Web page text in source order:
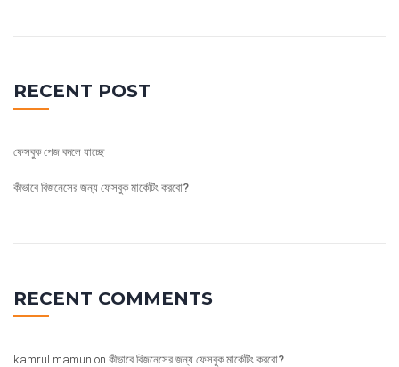
RECENT POST
ফেসবুক পেজ বদলে যাচ্ছে
কীভাবে বিজনেসের জন্য ফেসবুক মার্কেটিং করবো?
RECENT COMMENTS
kamrul mamun on কীভাবে বিজনেসের জন্য ফেসবুক মার্কেটিং করবো?